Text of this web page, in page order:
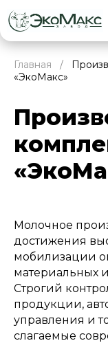
Главная /
«ЭкоМакс»
Молочное
достижения
мобилизации
материальных
Строгий
продукции,
управления и
слагаемые